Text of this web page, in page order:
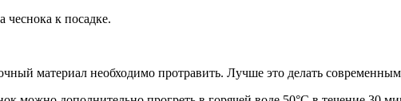
чеснока к посадке.
материал необходимо протравить. Лучше это делать